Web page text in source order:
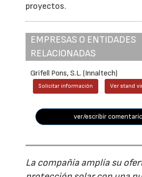
proyectos.
EMPRESAS O ENTIDADES
RELACIONADAS
Grifell Pons, S.L. (Innaltech)
Solicitar información Ver stand
ver/escribir
La compañía amplía su